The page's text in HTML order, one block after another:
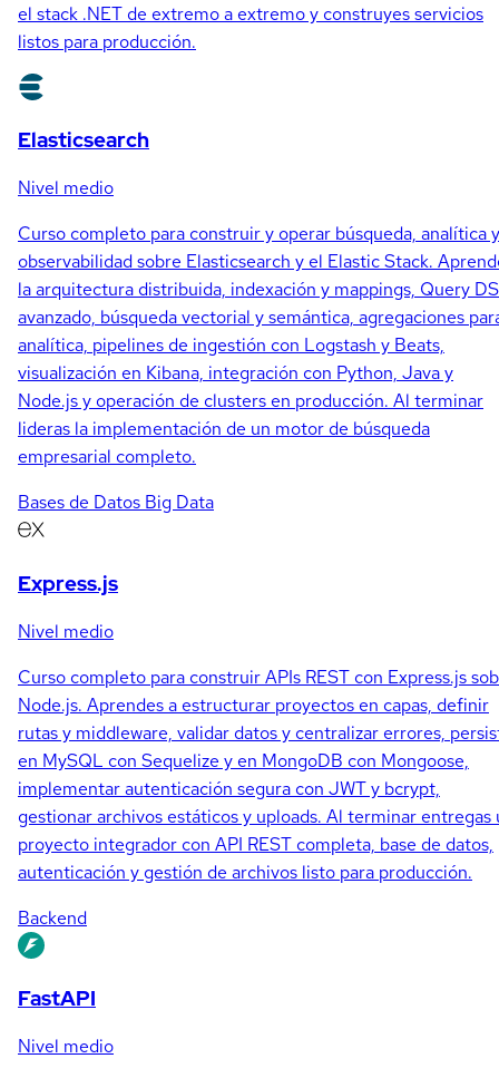
el stack .NET de extremo a extremo y construyes servicios
listos para producción.
Elasticsearch
Nivel medio
Curso completo para construir y operar búsqueda, analítica y
observabilidad sobre Elasticsearch y el Elastic Stack.
la arquitectura distribuida, indexación y mappings, Query
avanzado, búsqueda vectorial y semántica, agregaciones
analítica, pipelines de ingestión con Logstash y Beats,
visualización en Kibana, integración con Python, Java y
Node.js y operación de clusters en producción. Al terminar
lideras la implementación de un motor de búsqueda
empresarial completo.
Bases de Datos Big Data
Express.js
Nivel medio
Curso completo para construir APIs REST con Express.js
Node.js. Aprendes a estructurar proyectos en capas, definir
rutas y middleware, validar datos y centralizar errores,
en MySQL con Sequelize y en MongoDB con Mongoose,
implementar autenticación segura con JWT y bcrypt,
gestionar archivos estáticos y uploads. Al terminar entregas
proyecto integrador con API REST completa, base de datos,
autenticación y gestión de archivos listo para producción.
Backend
FastAPI
Nivel medio